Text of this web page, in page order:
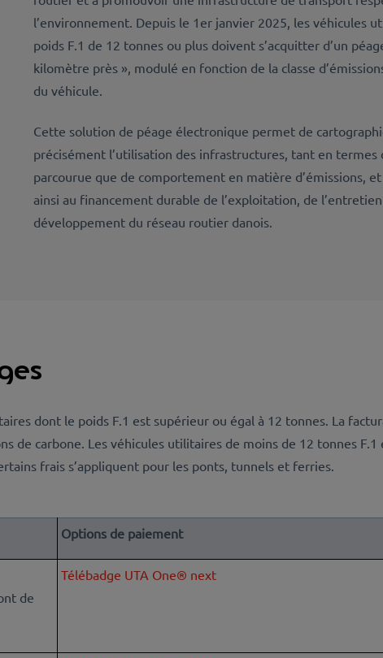
l’environnement. Depuis le 1er janvier 2025, les véhicules
poids F.1 de 12 tonnes ou plus doivent s’acquitter d’un
kilomètre près », modulé en fonction de la classe
du véhicule.
Cette solution de péage électronique permet de
précisément l’utilisation des infrastructures, tant en termes
parcourue que de comportement en matière d’émissions,
ainsi au financement durable de l’exploitation, de
développement du réseau routier danois.
dont le poids F.1 est supérieur ou égal à 12 tonnes. La
de carbone. Les véhicules utilitaires de moins de 12 tonnes F.1
frais s’appliquent pour les ponts, tunnels et ferries.
Options de paiement
de
Télébadge UTA One® next